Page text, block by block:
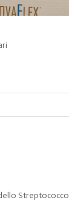
Streptococco